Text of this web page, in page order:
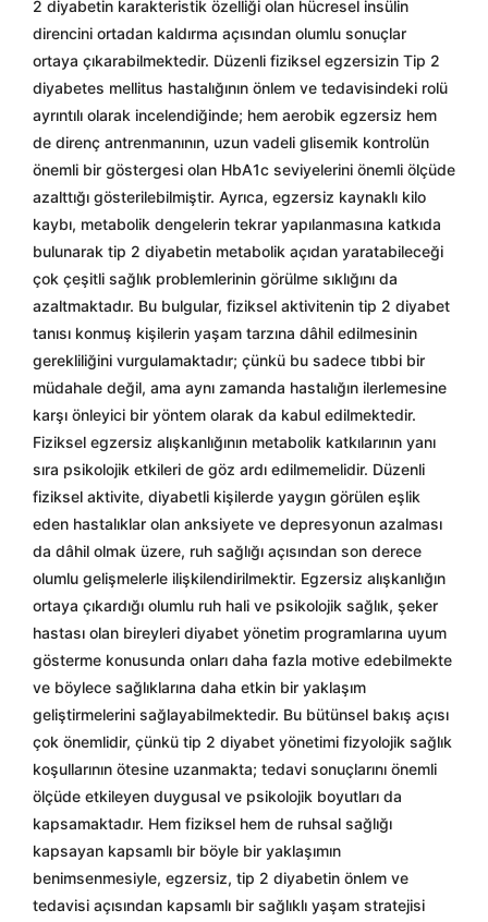
2 diyabetin karakteristik özelliği olan hücresel insülin
direncini ortadan kaldırma açısından olumlu sonuçlar
ortaya çıkarabilmektedir. Düzenli fiziksel egzersizin Tip 2
diyabetes mellitus hastalığının önlem ve tedavisindeki rolü
ayrıntılı olarak incelendiğinde; hem aerobik egzersiz hem
de direnç antrenmanının, uzun vadeli glisemik kontrolün
önemli bir göstergesi olan HbA1c seviyelerini önemli ölçüde
azalttığı gösterilebilmiştir. Ayrıca, egzersiz kaynaklı kilo
kaybı, metabolik dengelerin tekrar yapılanmasına katkıda
bulunarak tip 2 diyabetin metabolik açıdan yaratabileceği
çok çeşitli sağlık problemlerinin görülme sıklığını da
azaltmaktadır. Bu bulgular, fiziksel aktivitenin tip 2 diyabet
tanısı konmuş kişilerin yaşam tarzına dâhil edilmesinin
gerekliliğini vurgulamaktadır; çünkü bu sadece tıbbi bir
müdahale değil, ama aynı zamanda hastalığın ilerlemesine
karşı önleyici bir yöntem olarak da kabul edilmektedir.
Fiziksel egzersiz alışkanlığının metabolik katkılarının yanı
sıra psikolojik etkileri de göz ardı edilmemelidir. Düzenli
fiziksel aktivite, diyabetli kişilerde yaygın görülen eşlik
eden hastalıklar olan anksiyete ve depresyonun azalması
da dâhil olmak üzere, ruh sağlığı açısından son derece
olumlu gelişmelerle ilişkilendirilmektir. Egzersiz alışkanlığın
ortaya çıkardığı olumlu ruh hali ve psikolojik sağlık, şeker
hastası olan bireyleri diyabet yönetim programlarına uyum
gösterme konusunda onları daha fazla motive edebilmekte
ve böylece sağlıklarına daha etkin bir yaklaşım
geliştirmelerini sağlayabilmektedir. Bu bütünsel bakış açısı
çok önemlidir, çünkü tip 2 diyabet yönetimi fizyolojik sağlık
koşullarının ötesine uzanmakta; tedavi sonuçlarını önemli
ölçüde etkileyen duygusal ve psikolojik boyutları da
kapsamaktadır. Hem fiziksel hem de ruhsal sağlığı
kapsayan kapsamlı bir böyle bir yaklaşımın
benimsenmesiyle, egzersiz, tip 2 diyabetin önlem ve
tedavisi açısından kapsamlı bir sağlıklı yaşam stratejisi